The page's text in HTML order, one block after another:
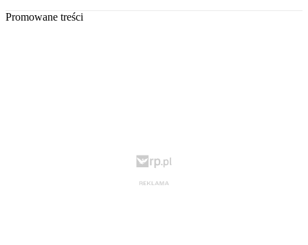
Promowane treści